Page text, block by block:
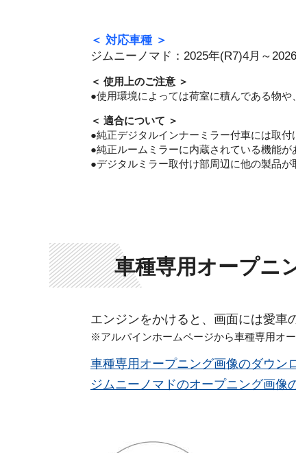
＜ 対応車種 ＞
ジムニーノマド：2025年(R7)4月～
＜ 使用上のご注意 ＞
●使用環境によっては荷室に積んである物
＜ 適合について ＞
●純正デジタルインナーミラー付車には取付
●純正ルームミラーに内蔵されている機能が
●デジタルミラー取付け部周辺に他の製品が
車種専用オープニ
エンジンをかけると、画面には愛車
※アルパインホームページから車種専用オ
車種専用オープニング画像のダウン
ジムニーノマドのオープニング画像